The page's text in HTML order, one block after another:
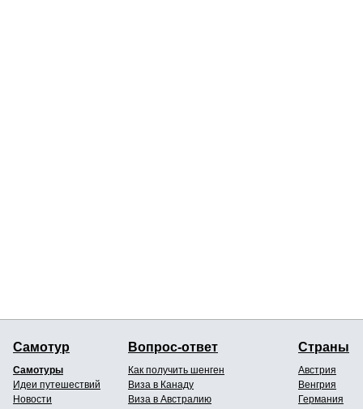
Самотур
Самотуры
Идеи путешествий
Новости
Вопрос-ответ
Как получить шенген
Виза в Канаду
Виза в Австралию
Страны
Австрия
Венгрия
Германия